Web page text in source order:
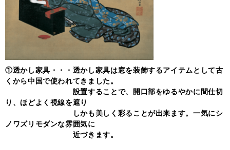
①透かし家具・・・透かし家具は窓を装飾するアイテムとして古
くから中国で使われてきました。
設置することで、開口部をゆるやかに間仕切
り、ほどよく視線を遮り
しかも美しく彩ることが出来ます。一気にシ
ノワズリモダンな雰囲気に
近づきます。